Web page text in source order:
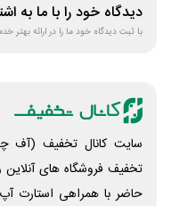
دیدگاه خود را با ما به
با ثبت دیدگاه خود ما را در ارائه بهتر
سایت کانال تخفیف (آف
تخفیف فروشگاه های
حاضر با همراهی استارت